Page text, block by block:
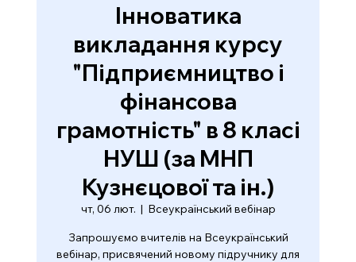
Інноватика
викладання курсу
"Підприємництво і
фінансова
грамотність" в 8 класі
НУШ (за МНП
Кузнєцової та ін.)
чт, 06 лют.
  |
Всеукраїнський вебінар
Запрошуємо вчителів на Всеукраїнський
вебінар, присвячений новому підручнику для